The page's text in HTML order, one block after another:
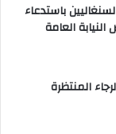
باستدعاء
العامة
المنتظرة